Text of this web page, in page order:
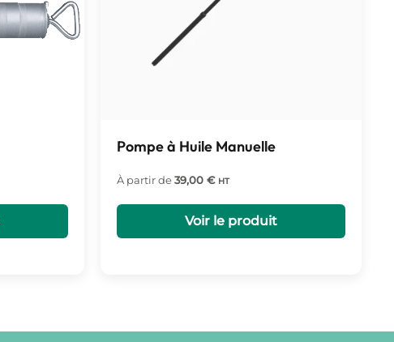
Pompe à Huile Manuelle
À partir de39,00 € HT
Voir le produit